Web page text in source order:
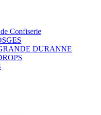
Confiserie
DURANNE